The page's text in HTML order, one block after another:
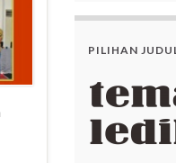
PILIHAN